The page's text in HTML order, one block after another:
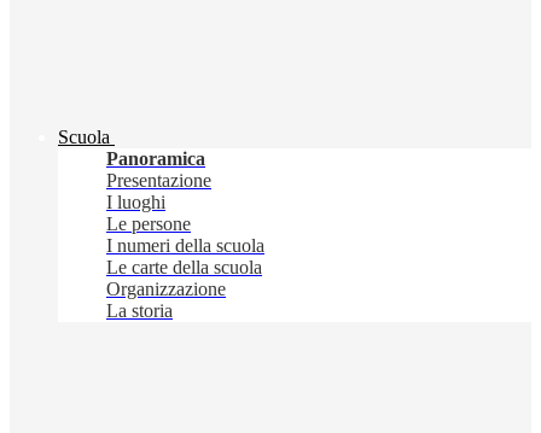
Scuola
Panoramica
Presentazione
I luoghi
Le persone
I numeri della scuola
Le carte della scuola
Organizzazione
La storia